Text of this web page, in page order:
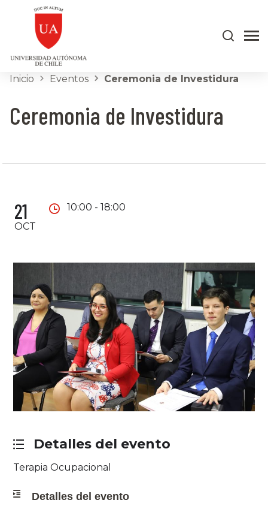
Inicio Eventos Ceremonia de Investidura
Ceremonia de Investidura
21
OCT
10:00 - 18:00
Detalles del evento
Terapia Ocupacional
Detalles del evento